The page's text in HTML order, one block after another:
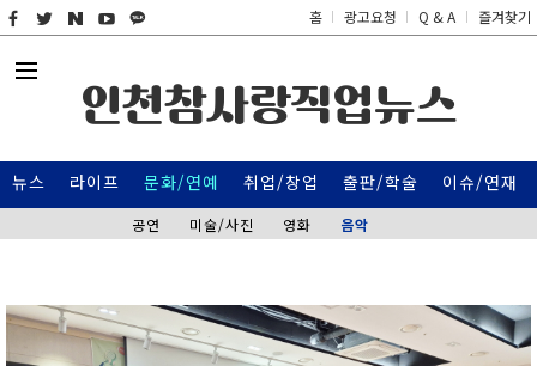
홈 광고요청 Q & A 즐겨찾기
인천참사랑직업뉴스
뉴스 라이프 문화/연예
공연 미술/사진 영화 음악
취업/창업 출판/학술 이슈/연재